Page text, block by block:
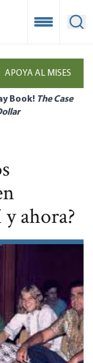
Open
APOYA AL MISES
Book! The Case
ahora?